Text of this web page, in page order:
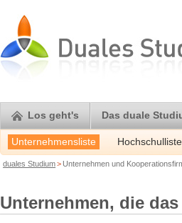
Los geht's Das duale
Unternehmensliste Hochschulliste
duales Studium> Unternehmen und
Unternehmen, die